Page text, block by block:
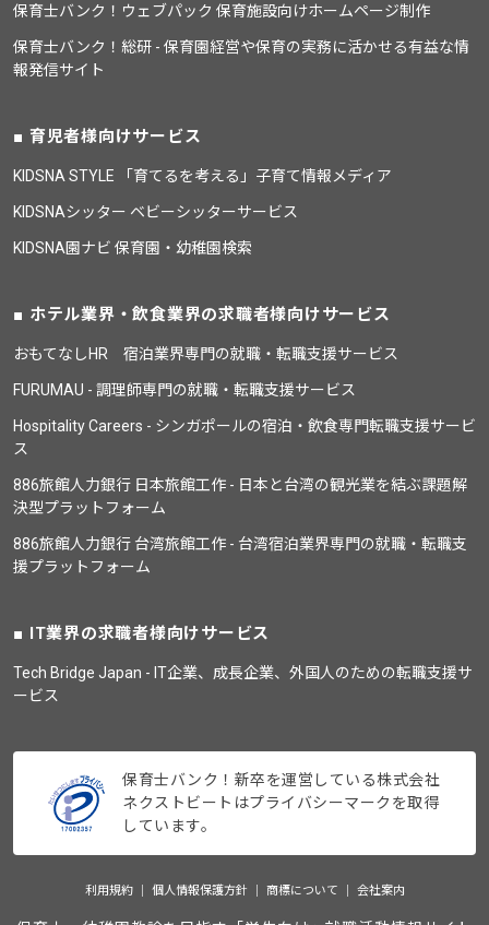
保育士バンク！ウェブパック 保育施設向けホームページ制作
保育士バンク！総研 - 保育園経営や保育の実務に活かせる有益な情
報発信サイト
育児者様向けサービス
KIDSNA STYLE 「育てるを考える」子育て情報メディア
KIDSNAシッター ベビーシッターサービス
KIDSNA園ナビ 保育園・幼稚園検索
ホテル業界・飲食業界の求職者様向けサービス
おもてなしHR 宿泊業界専門の就職・転職支援サービス
FURUMAU - 調理師専門の就職・転職支援サービス
Hospitality Careers - シンガポールの宿泊・飲食専門転職支援サービ
ス
886旅館人力銀行 日本旅館工作 - 日本と台湾の観光業を結ぶ課題解
決型プラットフォーム
886旅館人力銀行 台湾旅館工作 - 台湾宿泊業界専門の就職・転職支
援プラットフォーム
IT業界の求職者様向けサービス
Tech Bridge Japan - IT企業、成長企業、外国人のための転職支援サ
ービス
保育士バンク！新卒を運営している株式会社
ネクストビートはプライバシーマークを取得
しています。
利用規約 個人情報保護方針 商標について 会社案内